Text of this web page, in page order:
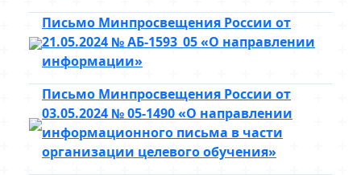
Письмо Минпросвещения России от
21.05.2024 № АБ-1593_05 «О направлении
информации»
Письмо Минпросвещения России от
03.05.2024 № 05-1490 «О направлении
информационного письма в части
организации целевого обучения»